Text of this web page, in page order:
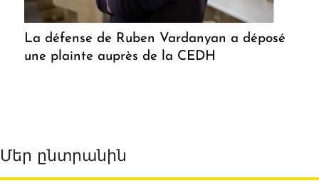
La défense de Ruben Vardanyan a déposé
une plainte auprès de la CEDH
Մեր ընտրանին